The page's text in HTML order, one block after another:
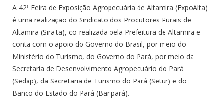
A 42ª Feira de Exposição Agropecuária de Altamira (ExpoAlta)
é uma realização do Sindicato dos Produtores Rurais de
Altamira (Siralta), co-realizada pela Prefeitura de Altamira e
conta com o apoio do Governo do Brasil, por meio do
Ministério do Turismo, do Governo do Pará, por meio da
Secretaria de Desenvolvimento Agropecuário do Pará
(Sedap), da Secretaria de Turismo do Pará (Setur) e do
Banco do Estado do Pará (Banpará).